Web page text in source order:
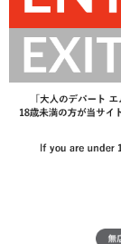
レビューを見る
レビューを書く
数量：
在庫状況： 即納
ココがポイント